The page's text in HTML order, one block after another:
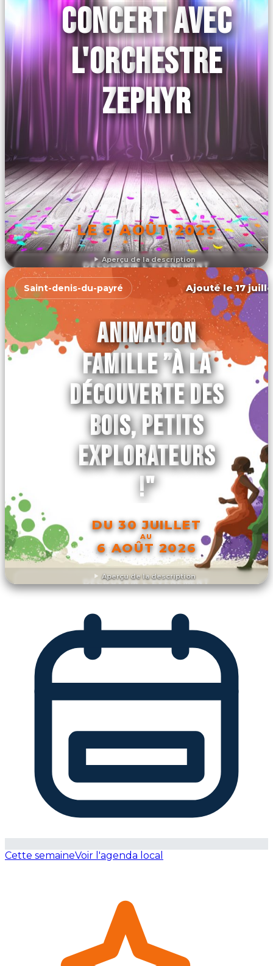
Aperçu de la description
CONCERT AVEC
L'ORCHESTRE
ZEPHYR
LE 6 AOÛT 2026
DÉCOUVRIR L'ÉVÉNEMENT
Aperçu de la description
Saint-denis-du-payré Ajouté le 17
ANIMATION
FAMILLE ”À LA
DÉCOUVERTE DES
BOIS, PETITS
EXPLORATEURS
!"
DU 30 JUILLET
AU
6 AOÛT 2026
DÉCOUVRIR L'ÉVÉNEMENT
Cette semaineVoir l'agenda local